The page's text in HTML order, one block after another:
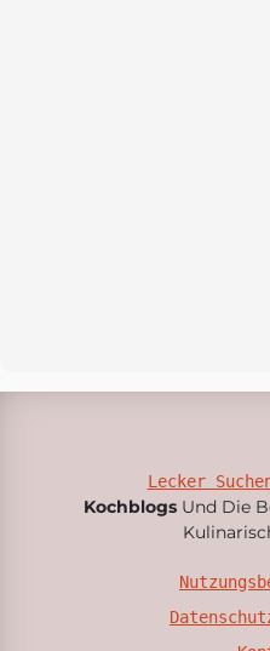
Lecker
Kochblogs Und Die